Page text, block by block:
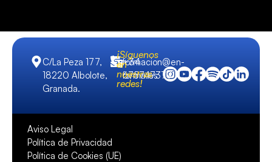
C/La Peza 177,
18220 Albolote,
Granada.
formacion@en-
forma.es
+34
675747379
¡Síguenos
en
nuestras
redes!
Aviso Legal
Política de Privacidad
Política de Cookies (UE)